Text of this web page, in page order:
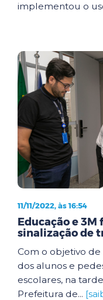
implementou o
11/11/2022, às 16:54
Educação e
sinalização de
Com o objetivo
dos alunos e
escolares, na
Prefeitura de...